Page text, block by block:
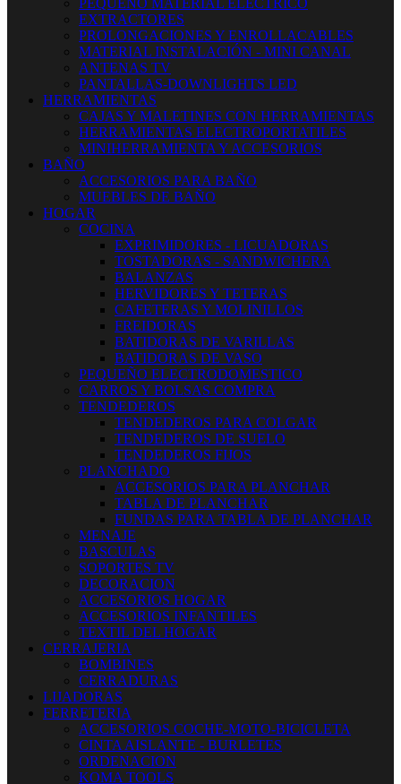
PEQUEÑO MATERIAL ELECTRICO
EXTRACTORES
PROLONGACIONES Y ENROLLACABLES
MATERIAL INSTALACIÓN - MINI CANAL
ANTENAS TV
PANTALLAS-DOWNLIGHTS LED
HERRAMIENTAS
CAJAS Y MALETINES CON HERRAMIENTAS
HERRAMIENTAS ELECTROPORTATILES
MINIHERRAMIENTA Y ACCESORIOS
BAÑO
ACCESORIOS PARA BAÑO
MUEBLES DE BAÑO
HOGAR
COCINA
EXPRIMIDORES - LICUADORAS
TOSTADORAS - SANDWICHERA
BALANZAS
HERVIDORES Y TETERAS
CAFETERAS Y MOLINILLOS
FREIDORAS
BATIDORAS DE VARILLAS
BATIDORAS DE VASO
PEQUEÑO ELECTRODOMESTICO
CARROS Y BOLSAS COMPRA
TENDEDEROS
TENDEDEROS PARA COLGAR
TENDEDEROS DE SUELO
TENDEDEROS FIJOS
PLANCHADO
ACCESORIOS PARA PLANCHAR
TABLA DE PLANCHAR
FUNDAS PARA TABLA DE PLANCHAR
MENAJE
BASCULAS
SOPORTES TV
DECORACION
ACCESORIOS HOGAR
ACCESORIOS INFANTILES
TEXTIL DEL HOGAR
CERRAJERIA
BOMBINES
CERRADURAS
LIJADORAS
FERRETERIA
ACCESORIOS COCHE-MOTO-BICICLETA
CINTA AISLANTE - BURLETES
ORDENACION
KOMA TOOLS